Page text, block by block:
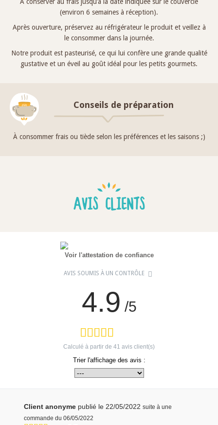
(environ 6 semaines à réception).
Après ouverture, préservez au réfrigérateur le produit et veillez à
le consommer dans la journée.
Notre produit est pasteurisé, ce qui lui confère une grande qualité
gustative et un éveil au goût idéal pour les petits gourmets.
Conseils de préparation
À consommer frais ou tiède selon les préférences et les saisons ;)
AVIS CLIENTS
Voir l'attestation de confiance
AVIS SOUMIS À UN CONTRÔLE
4.9 /5
Calculé à partir de 41 avis client(s)
Trier l'affichage des avis :
Client anonyme publié le 22/05/2022 suite à une
commande du 06/05/2022